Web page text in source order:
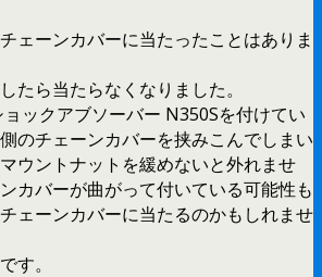
ェーンカバーに当たったことはありま
たら当たらなくなりました。
ックアブソーバー N350Sを付けてい
のチェーンカバーを挟みこんでしまい
ウントナットを緩めないと外れませ
カバーが曲がって付いている可能性も
ェーンカバーに当たるのかもしれませ
す。